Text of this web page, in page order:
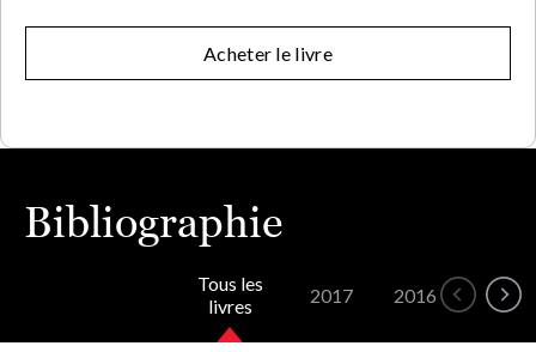
Acheter le livre
Bibliographie
Tous les
livres
2017 2016 1967